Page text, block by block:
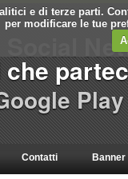
e di terze parti.
per modificare le tue
Contatti Banner
Social
Play